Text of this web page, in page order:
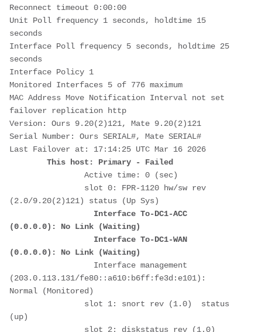
Reconnect timeout 0:00:00
Unit Poll frequency 1 seconds, holdtime 15
seconds
Interface Poll frequency 5 seconds, holdtime 25
seconds
Interface Policy 1
Monitored Interfaces 5 of 776 maximum
MAC Address Move Notification Interval not set
failover replication http
Version: Ours 9.20(2)121, Mate 9.20(2)121
Serial Number: Ours SERIAL#, Mate SERIAL#
Last Failover at: 17:14:25 UTC Mar 16 2026
This host: Primary - Failed
(2.0/9.20(2)121) status (Up Sys)
Interface To-DC1-ACC
(0.0.0.0): No Link (Waiting)
(0.0.0.0): No Link (Waiting)
(203.0.113.131/fe80::a610:b6ff:fe3d:e101):
Normal (Monitored)
(up)